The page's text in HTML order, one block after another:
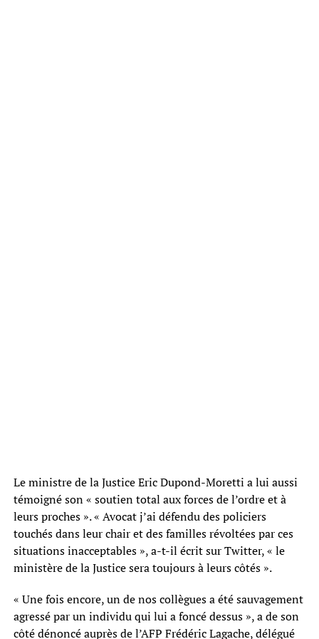
Le ministre de la Justice Eric Dupond-Moretti a lui aussi
témoigné son « soutien total aux forces de l’ordre et à
leurs proches ». « Avocat j’ai défendu des policiers
touchés dans leur chair et des familles révoltées par ces
situations inacceptables », a-t-il écrit sur Twitter, « le
ministère de la Justice sera toujours à leurs côtés ».
« Une fois encore, un de nos collègues a été sauvagement
agressé par un individu qui lui a foncé dessus », a de son
côté dénoncé auprès de l’AFP Frédéric Lagache, délégué